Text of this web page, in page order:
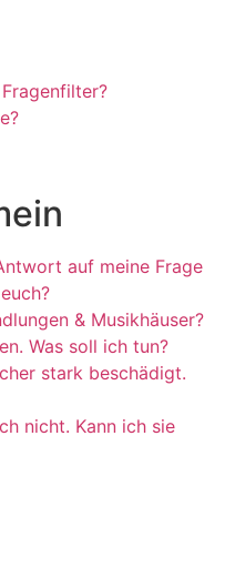
auf meine Frage
& Musikhäuser?
Was soll ich tun?
stark beschädigt.
nicht. Kann ich sie